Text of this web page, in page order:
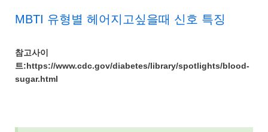
MBTI 유형별 헤어지고싶을때 신호 특징
참고사이
트:https://www.cdc.gov/diabetes/library/spotlights/blood-
sugar.html